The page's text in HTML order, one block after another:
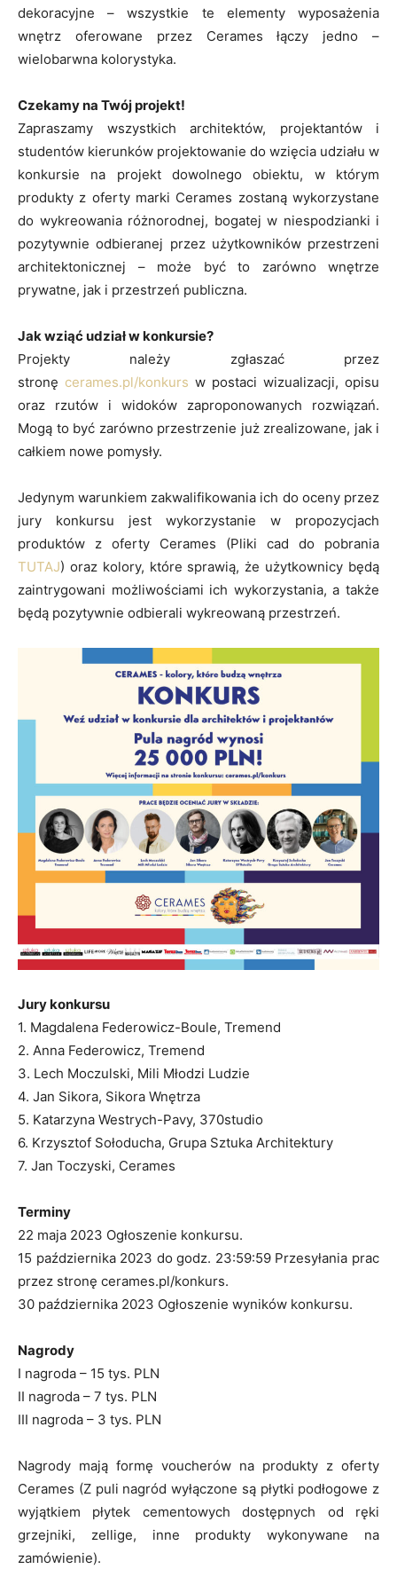
dekoracyjne – wszystkie te elementy wyposażenia
wnętrz oferowane przez Cerames łączy jedno –
wielobarwna kolorystyka.
Czekamy na Twój projekt!
Zapraszamy wszystkich architektów, projektantów i
studentów kierunków projektowanie do wzięcia udziału w
konkursie na projekt dowolnego obiektu, w którym
produkty z oferty marki Cerames zostaną wykorzystane
do wykreowania różnorodnej, bogatej w niespodzianki i
pozytywnie odbieranej przez użytkowników przestrzeni
architektonicznej – może być to zarówno wnętrze
prywatne, jak i przestrzeń publiczna.
Jak wziąć udział w konkursie?
Projekty należy zgłaszać przez
stronę cerames.pl/konkurs w postaci wizualizacji, opisu
oraz rzutów i widoków zaproponowanych rozwiązań.
Mogą to być zarówno przestrzenie już zrealizowane, jak i
całkiem nowe pomysły.
Jedynym warunkiem zakwalifikowania ich do oceny przez
jury konkursu jest wykorzystanie w propozycjach
produktów z oferty Cerames (Pliki cad do pobrania
TUTAJ) oraz kolory, które sprawią, że użytkownicy będą
zaintrygowani możliwościami ich wykorzystania, a także
będą pozytywnie odbierali wykreowaną przestrzeń.
Jury konkursu
1. Magdalena Federowicz-Boule, Tremend
2. Anna Federowicz, Tremend
3. Lech Moczulski, Mili Młodzi Ludzie
4. Jan Sikora, Sikora Wnętrza
5. Katarzyna Westrych-Pavy, 370studio
6. Krzysztof Sołoducha, Grupa Sztuka Architektury
7. Jan Toczyski, Cerames
Terminy
22 maja 2023 Ogłoszenie konkursu.
15 października 2023 do godz. 23:59:59 Przesyłania prac
przez stronę cerames.pl/konkurs.
30 października 2023 Ogłoszenie wyników konkursu.
Nagrody
I nagroda – 15 tys. PLN
II nagroda – 7 tys. PLN
III nagroda – 3 tys. PLN
Nagrody mają formę voucherów na produkty z oferty
Cerames (Z puli nagród wyłączone są płytki podłogowe z
wyjątkiem płytek cementowych dostępnych od ręki
grzejniki, zellige, inne produkty wykonywane na
zamówienie).